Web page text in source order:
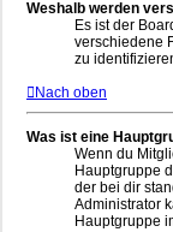
Weshalb werden
Es ist der
verschiedene
zu
Nach oben
Was ist eine
Wenn du
Hauptgruppe
der bei dir
Administrator
Hauptgruppe